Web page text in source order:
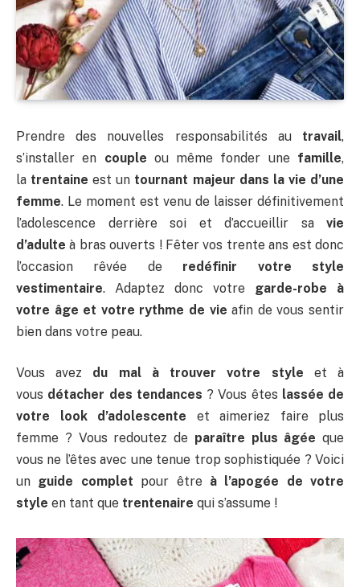
Prendre des nouvelles responsabilités au travail,
s’installer en couple ou même fonder une famille,
la trentaine est un tournant majeur dans la vie d’une
femme. Le moment est venu de laisser définitivement
l’adolescence derrière soi et d’accueillir sa vie
d’adulte à bras ouverts ! Fêter vos trente ans est donc
l’occasion rêvée de redéfinir votre style
vestimentaire. Adaptez donc votre garde-robe à
votre âge et votre rythme de vie afin de vous sentir
bien dans votre peau.
Vous avez du mal à trouver votre style et à
vous détacher des tendances ? Vous êtes lassée de
votre look d’adolescente et aimeriez faire plus
femme ? Vous redoutez de paraître plus âgée que
vous ne l’êtes avec une tenue trop sophistiquée ? Voici
un guide complet pour être à l’apogée de votre
style en tant que trentenaire qui s’assume !